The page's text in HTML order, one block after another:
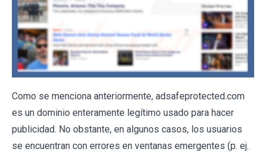
Como se menciona anteriormente, adsafeprotected.com
es un dominio enteramente legítimo usado para hacer
publicidad. No obstante, en algunos casos, los usuarios
se encuentran con errores en ventanas emergentes (p. ej.